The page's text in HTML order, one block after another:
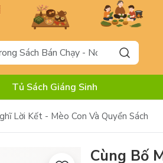
Tủ Sách Giáng Sinh
Lời Kết - Mèo Con Và Quyển Sách
Cùng Bố